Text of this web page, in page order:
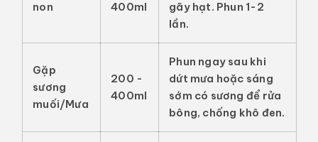
non 400ml
gãy hạt. Phun 1-2
lần.
Gặp
sương
muối/Mưa
200 -
400ml
Phun ngay sau khi
dứt mưa hoặc sáng
sớm có sương để rửa
bông, chống khô đen.